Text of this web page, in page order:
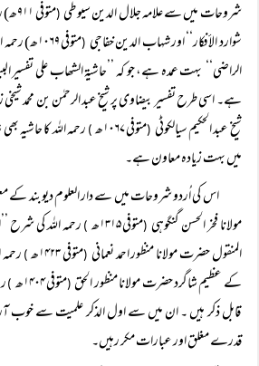
شروحات میں سے علامہ جلال الدین سیوطی (
شوارد الأفکار‘‘ اور شہاب الدین خفاجی (
متوفی
الراضي‘‘ بہت عمدہ ہے، جو کہ ’’حاشيۃ الشھاب علی
ہے۔ اسی طرح تفسیر بیضاوی پر شیخ عبد الرحمٰن بن محمد شیخی
شیخ عبد الحکیم سیالکوٹی (متوفی ۱۰۶۷ھ ) رحمہ اللہ کا
میں بہت زیادہ معاون ہے۔
اس کی اُردو شروحات میں سے دار العلوم دیوبند
مولانا فخر الحسن گنگوہی (متوفی ۱۳۱۵ھ ) رحمہ اللہ کی شرح
المنقول حضرت مولانا منظور احمد نعمانی (متوفی ۱۴۲۳ھ ) رحمہ
کے عظیم شاگرد حضرت مولانا منظور الحق (متوفی ۱۴۰۴ھ )
قابل ذکر ہیں ۔ ان میں سے اول الذکر علمیت سے خوب
قدرے مغلق اور عبارات مکر رہیں۔